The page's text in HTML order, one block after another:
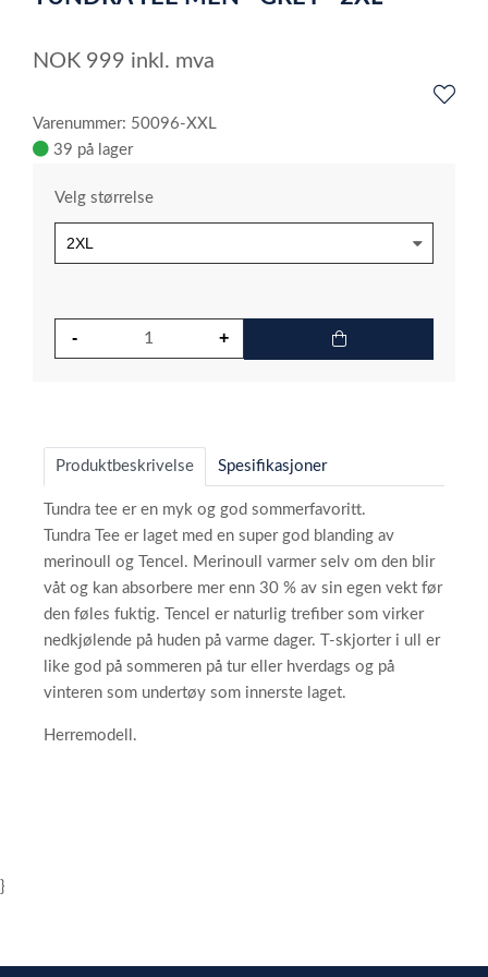
NOK 999 inkl. mva
Varenummer: 50096-XXL
39 på lager
Velg størrelse
Produktbeskrivelse Spesifikasjoner
Tundra tee er en myk og god sommerfavoritt.
Tundra Tee er laget med en super god blanding av
merinoull og Tencel. Merinoull varmer selv om den blir
våt og kan absorbere mer enn 30 % av sin egen vekt før
den føles fuktig. Tencel er naturlig trefiber som virker
nedkjølende på huden på varme dager. T-skjorter i ull er
like god på sommeren på tur eller hverdags og på
vinteren som undertøy som innerste laget.
Herremodell.
}